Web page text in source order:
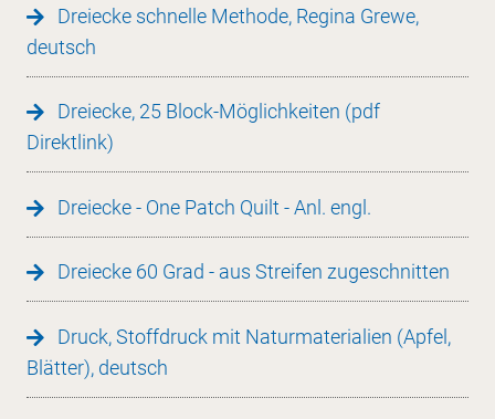
Dreiecke schnelle Methode, Regina Grewe,
deutsch
Dreiecke, 25 Block-Möglichkeiten (pdf
Direktlink)
Dreiecke - One Patch Quilt - Anl. engl.
Dreiecke 60 Grad - aus Streifen zugeschnitten
Druck, Stoffdruck mit Naturmaterialien (Apfel,
Blätter), deutsch